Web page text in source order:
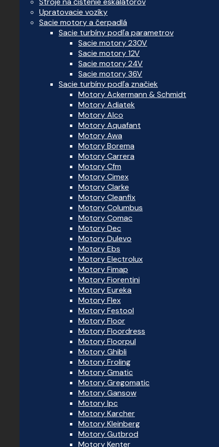
Upratovacie vozíky
Sacie motory a čerpadlá
Sacie turbíny podľa parametrov
Sacie motory 230V
Sacie motory 12V
Sacie motory 24V
Sacie motory 36V
Sacie turbíny podľa značiek
Motory Ackermann & Schmidt
Motory Adiatek
Motory Alco
Motory Aquafant
Motory Awa
Motory Borema
Motory Carrera
Motory Cfm
Motory Cimex
Motory Clarke
Motory Cleanfix
Motory Columbus
Motory Comac
Motory Dec
Motory Dulevo
Motory Ebs
Motory Electrolux
Motory Fimap
Motory Fiorentini
Motory Eureka
Motory Flex
Motory Festool
Motory Floor
Motory Floordress
Motory Floorpul
Motory Ghibli
Motory Froling
Motory Gmatic
Motory Gregomatic
Motory Gansow
Motory Ipc
Motory Karcher
Motory Kleinberg
Motory Gutbrod
Motory Kenter